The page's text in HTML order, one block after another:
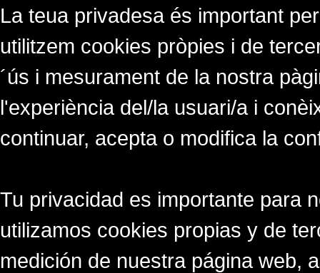
La teua privadesa és important
utilitzem cookies pròpies i de
´ús i mesurament de la nostra
l'experiència del/la usuari/a i
continuar, acepta o modifica la
Tu privacidad es importante para
utilizamos cookies propias y de
medición de nuestra página web,